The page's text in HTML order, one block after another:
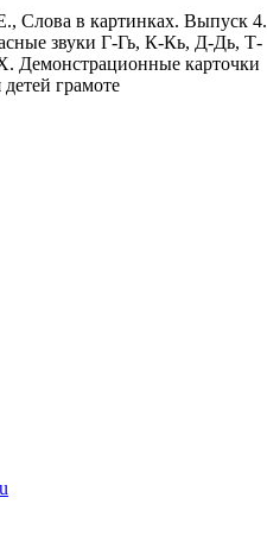
Слова в картинках. Выпуск 4.
звуки Г-Гь, К-Кь, Д-Дь, Т-
Демонстрационные карточки
грамоте